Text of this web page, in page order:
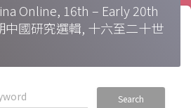
Online, 16th – Early 20th
中國研究選輯, 十六至二十世
Search